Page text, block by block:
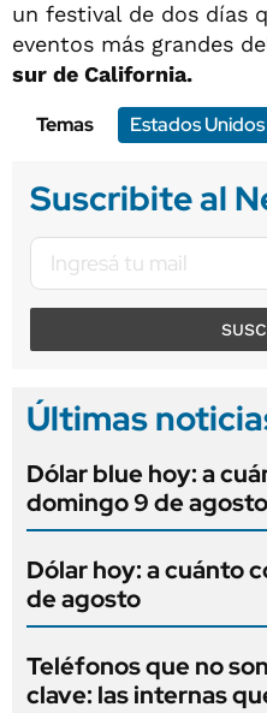
un festival de dos días
eventos más grandes
sur de California.
Temas
Estados Unidos
Suscribite al
Últimas
Dólar blue hoy: a
domingo 9 de agosto
Dólar hoy: a cuánto
de agosto
Teléfonos que no
clave: las internas